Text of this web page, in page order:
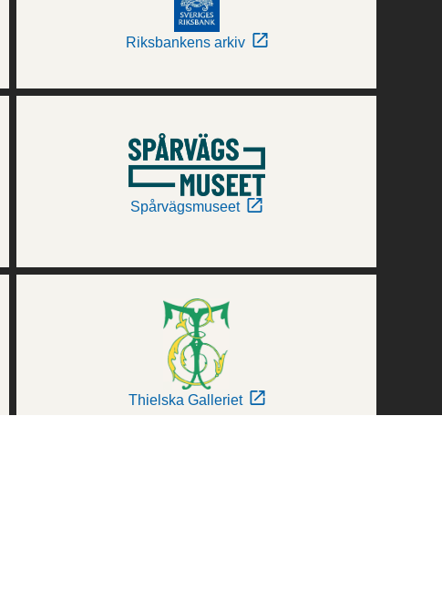
Riksbankens arkiv
Spårvägsmuseet
Thielska Galleriet